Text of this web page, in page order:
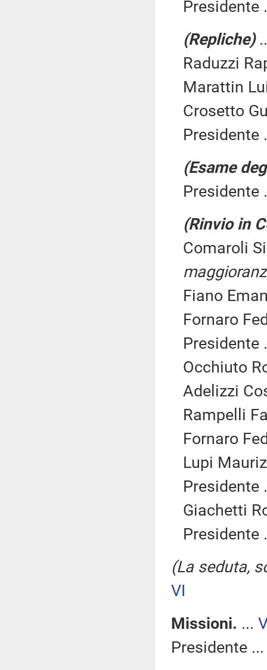
Presidente
(Repliche)
Raduzzi
Marattin
Crosetto
Presidente
(Esame
Presidente
(Rinvio in
Comaroli
Fiano
Fornaro
Presidente
Occhiuto
Adelizzi
Rampelli
Fornaro
Lupi
Presidente
Giachetti
Presidente
(La seduta,
VI
Missioni. ...
Presidente